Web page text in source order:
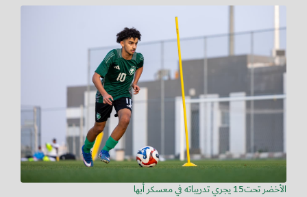
الأخضر تحت15 يجري تدريباته في معسكر أبها